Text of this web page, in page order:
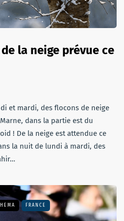
la neige prévue ce
et mardi, des flocons de neige
dans la partie est du
! De la neige est attendue ce
la nuit de lundi à mardi, des
FRANCE